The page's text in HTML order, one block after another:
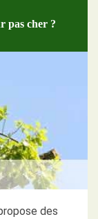
pas cher ?
des